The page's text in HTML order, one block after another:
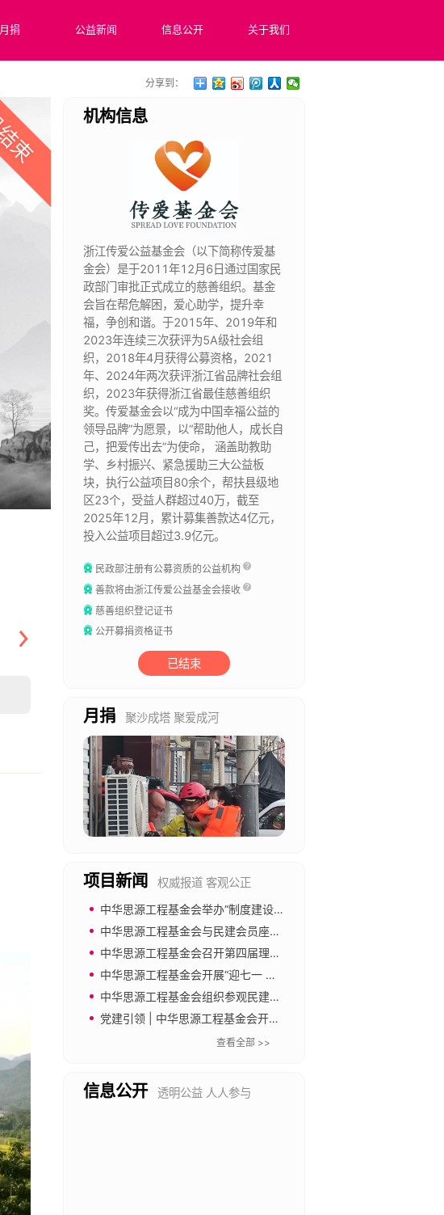
月捐 公益新闻 信息公开 关于我们
分享到：
机构信息
浙江传爱公益基金会（以下简称传爱基
金会）是于2011年12月6日通过国家民
政部门审批正式成立的慈善组织。基金
会旨在帮危解困，爱心助学，提升幸
福，争创和谐。于2015年、2019年和
2023年连续三次获评为5A级社会组
织，2018年4月获得公募资格，2021
年、2024年两次获评浙江省品牌社会组
织，2023年获得浙江省最佳慈善组织
奖。传爱基金会以“成为中国幸福公益的
领导品牌”为愿景，以“帮助他人，成长自
己，把爱传出去”为使命， 涵盖助教助
学、乡村振兴、紧急援助三大公益板
块，执行公益项目80余个，帮扶县级地
区23个，受益人群超过40万，截至
2025年12月，累计募集善款达4亿元，
投入公益项目超过3.9亿元。
民政部注册有公募资质的公益机构
善款将由浙江传爱公益基金会接收
慈善组织登记证书
公开募捐资格证书
已结束
月捐 聚沙成塔 聚爱成河
项目新闻
权威报道 客观公正
中华思源工程基金会举办“制度建设与合规管理”专题培训
中华思源工程基金会与民建会员座谈 共促公益慈善事业发展
中华思源工程基金会召开第四届理事会第四次会议
中华思源工程基金会开展“迎七一 强党建 倡廉洁”主题党日活动
中华思源工程基金会组织参观民建中央会史馆
党建引领 | 中华思源工程基金会开展“传承长城精神 奋进新征程”主题党日暨工会文体活动
查看全部 >>
信息公开 透明公益 人人参与